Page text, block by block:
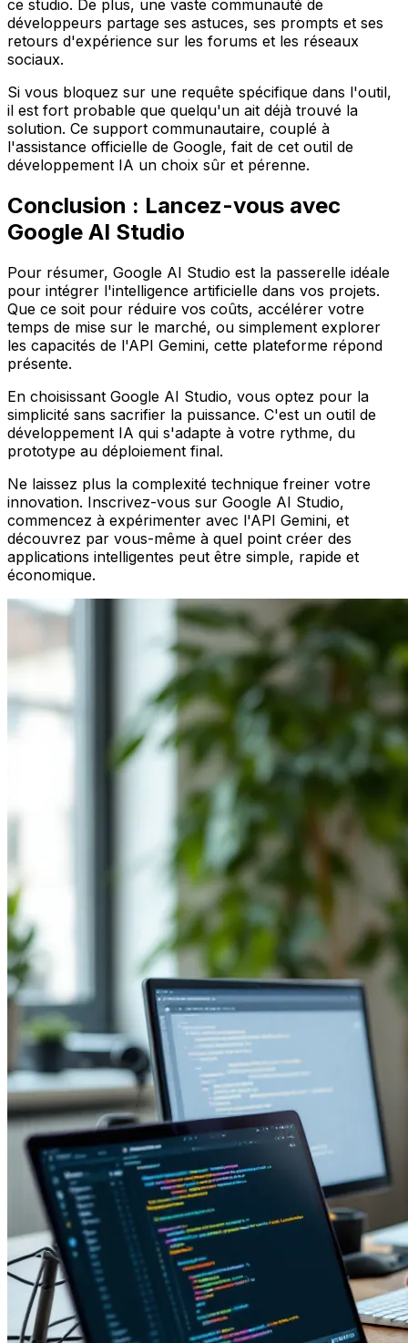
ce studio. De plus, une vaste communauté de
développeurs partage ses astuces, ses prompts et ses
retours d'expérience sur les forums et les réseaux
sociaux.
Si vous bloquez sur une requête spécifique dans l'outil,
il est fort probable que quelqu'un ait déjà trouvé la
solution. Ce support communautaire, couplé à
l'assistance officielle de Google, fait de cet outil de
développement IA un choix sûr et pérenne.
Conclusion : Lancez-vous avec
Google AI Studio
Pour résumer, Google AI Studio est la passerelle idéale
pour intégrer l'intelligence artificielle dans vos projets.
Que ce soit pour réduire vos coûts, accélérer votre
temps de mise sur le marché, ou simplement explorer
les capacités de l'API Gemini, cette plateforme répond
présente.
En choisissant Google AI Studio, vous optez pour la
simplicité sans sacrifier la puissance. C'est un outil de
développement IA qui s'adapte à votre rythme, du
prototype au déploiement final.
Ne laissez plus la complexité technique freiner votre
innovation. Inscrivez-vous sur Google AI Studio,
commencez à expérimenter avec l'API Gemini, et
découvrez par vous-même à quel point créer des
applications intelligentes peut être simple, rapide et
économique.